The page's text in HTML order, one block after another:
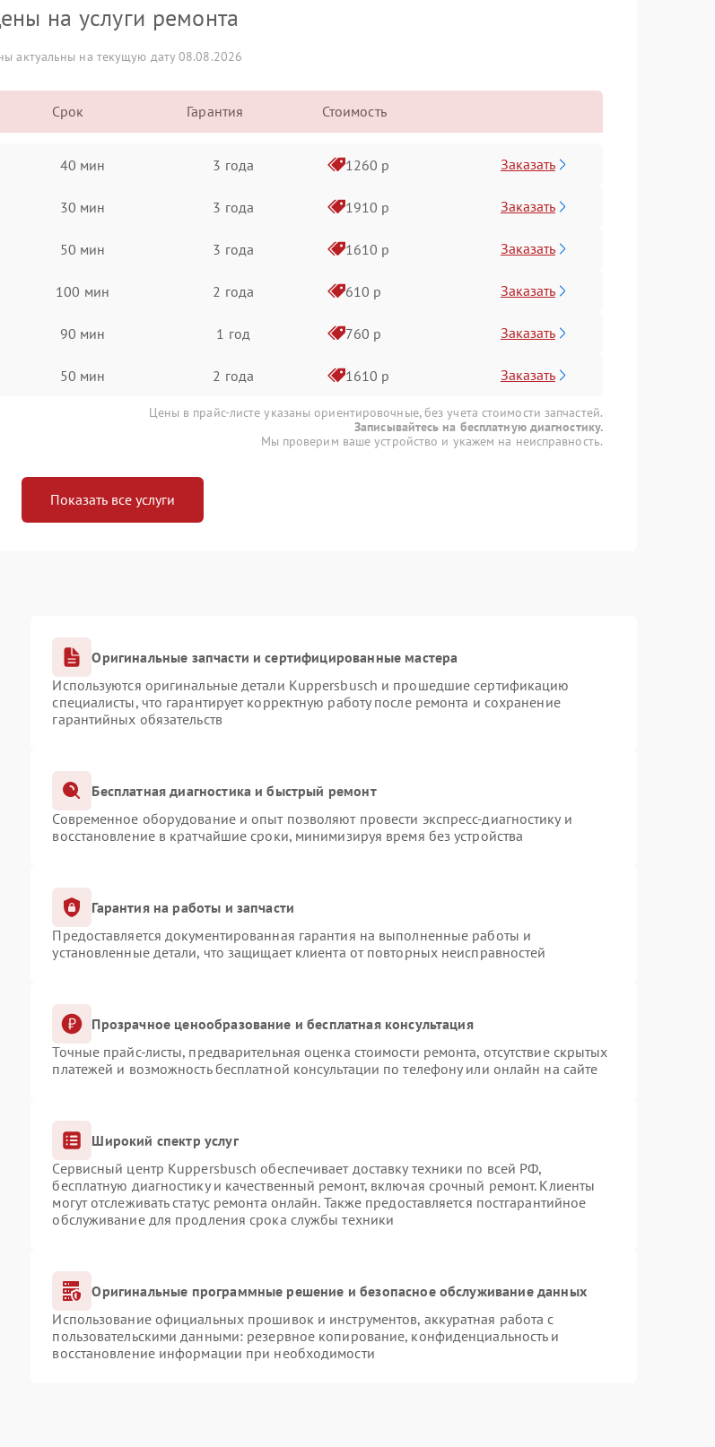
на услуги ремонта
актуальны на текущую дату 08.08.2026
Срок Гарантия Стоимость
40 мин 3 года 1260 р Заказать
30 мин 3 года 1910 р Заказать
50 мин 3 года 1610 р Заказать
100 мин 2 года 610 р Заказать
90 мин 1 год 760 р Заказать
50 мин 2 года 1610 р Заказать
Цены в прайс-листе указаны ориентировочные, без учета стоимости запчастей.
Записывайтесь на бесплатную диагностику.
Мы проверим ваше устройство и укажем на неисправность.
Показать все услуги
Оригинальные запчасти и сертифицированные мастера
Используются оригинальные детали Kuppersbusch и прошедшие сертификацию
специалисты, что гарантирует корректную работу после ремонта и сохранение
гарантийных обязательств
Бесплатная диагностика и быстрый ремонт
Современное оборудование и опыт позволяют провести экспресс-диагностику и
восстановление в кратчайшие сроки, минимизируя время без устройства
Гарантия на работы и запчасти
Предоставляется документированная гарантия на выполненные работы и
установленные детали, что защищает клиента от повторных неисправностей
Прозрачное ценообразование и бесплатная консультация
Точные прайс-листы, предварительная оценка стоимости ремонта, отсутствие скрытых
платежей и возможность бесплатной консультации по телефону или онлайн на сайте
Широкий спектр услуг
Сервисный центр Kuppersbusch обеспечивает доставку техники по всей РФ,
бесплатную диагностику и качественный ремонт, включая срочный ремонт. Клиенты
могут отслеживать статус ремонта онлайн. Также предоставляется постгарантийное
обслуживание для продления срока службы техники
Оригинальные программные решение и безопасное обслуживание данных
Использование официальных прошивок и инструментов, аккуратная работа с
пользовательскими данными: резервное копирование, конфиденциальность и
восстановление информации при необходимости